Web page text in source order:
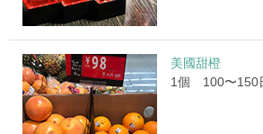
美國甜橙
1個 100〜150